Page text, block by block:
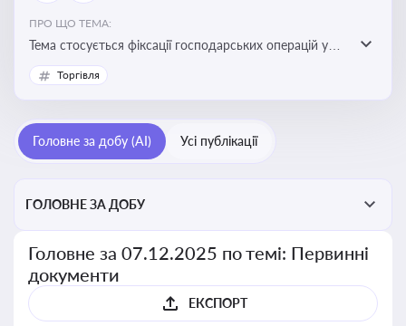
ПРО ЩО ТЕМА:
Тема стосується фіксації господарських операцій у
бухгалтерському обліку та є основою для
податкового обліку
Торгівля
Головне за добу (AI) Усі публікації
ГОЛОВНЕ ЗА ДОБУ
Головне за 07.12.2025 по темі: Первинні
документи
ЕКСПОРТ